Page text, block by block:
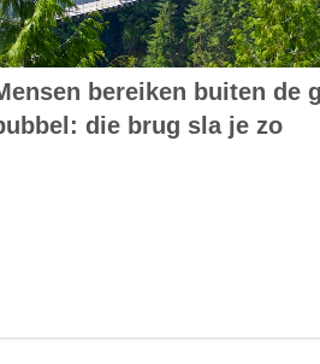
bereiken buiten de
die brug sla je zo